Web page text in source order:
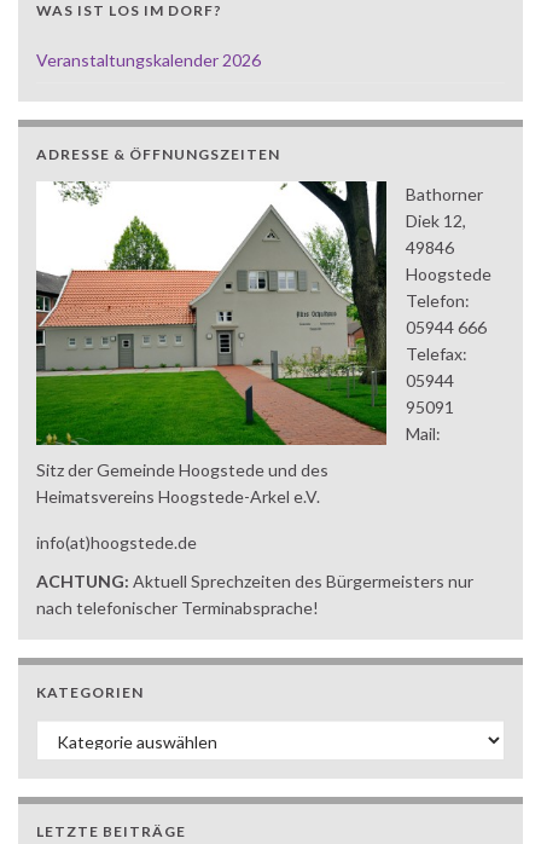
WAS IST LOS IM DORF?
Veranstaltungskalender 2026
ADRESSE & ÖFFNUNGSZEITEN
Sitz der Gemeinde Hoogstede und des
Heimatsvereins Hoogstede-Arkel e.V.
Bathorner
Diek 12,
49846
Hoogstede
Telefon:
05944 666
Telefax:
05944
95091
Mail:
info(at)hoogstede.de
ACHTUNG: Aktuell Sprechzeiten des Bürgermeisters nur
nach telefonischer Terminabsprache!
KATEGORIEN
Kategorien
LETZTE BEITRÄGE